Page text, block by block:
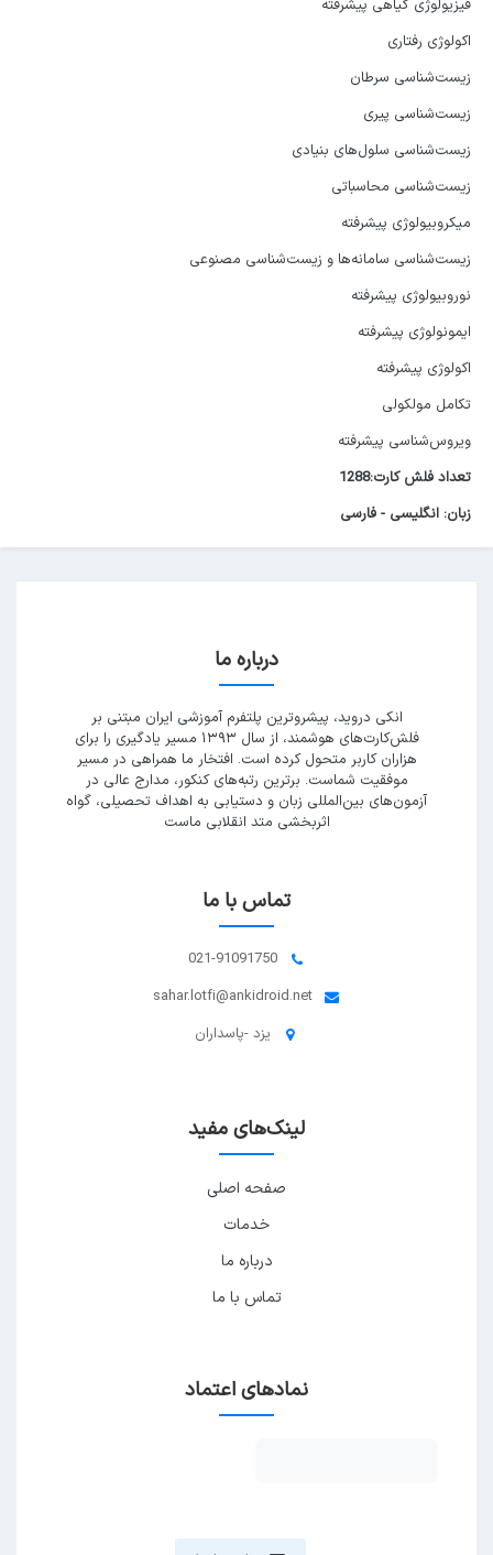
فیزیولوژی گیاهی پیشرفته
اکولوژی رفتاری
زیست‌شناسی سرطان
زیست‌شناسی پیری
زیست‌شناسی سلول‌های بنیادی
زیست‌شناسی محاسباتی
میکروبیولوژی پیشرفته
زیست‌شناسی سامانه‌ها و زیست‌شناسی مصنوعی
نوروبیولوژی پیشرفته
ایمونولوژی پیشرفته
اکولوژی پیشرفته
تکامل مولکولی
ویروس‌شناسی پیشرفته
تعداد فلش کارت:1288
زبان: انگلیسی - فارسی
درباره ما
انکی دروید، پیشروترین پلتفرم آموزشی ایران مبتنی بر
فلش‌کارت‌های هوشمند، از سال ۱۳۹۳ مسیر یادگیری را برای
هزاران کاربر متحول کرده است. افتخار ما همراهی در مسیر
موفقیت شماست. برترین رتبه‌های کنکور، مدارج عالی در
آزمون‌های بین‌المللی زبان و دستیابی به اهداف تحصیلی، گواه
اثربخشی متد انقلابی ماست
تماس با ما
021-91091750
sahar.lotfi@ankidroid.net
یزد -پاسداران
لینک‌های مفید
صفحه اصلی
خدمات
درباره ما
تماس با ما
نمادهای اعتماد